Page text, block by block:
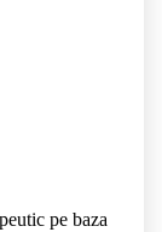
pe baza